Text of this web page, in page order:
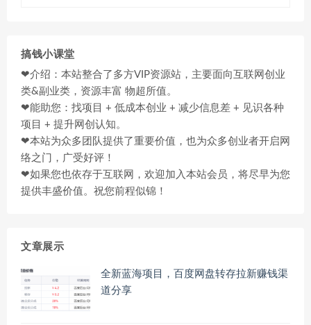
搞钱小课堂
❤介绍：本站整合了多方VIP资源站，主要面向互联网创业
类&副业类，资源丰富 物超所值。
❤能助您：找项目 + 低成本创业 + 减少信息差 + 见识各种
项目 + 提升网创认知。
❤本站为众多团队提供了重要价值，也为众多创业者开启网
络之门，广受好评！
❤如果您也依存于互联网，欢迎加入本站会员，将尽早为您
提供丰盛价值。祝您前程似锦！
文章展示
全新蓝海项目，百度网盘转存拉新赚钱渠
道分享